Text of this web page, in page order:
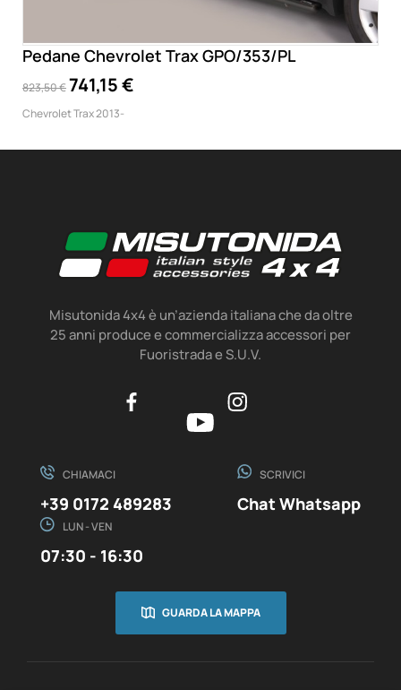
Pedane Chevrolet Trax GPO/353/PL
823,50 €741,15 €
Chevrolet Trax 2013-
Misutonida 4x4 è un’azienda italiana che da oltre
25 anni produce e commercializza accessori per
Fuoristrada e S.U.V.
CHIAMACI
+39 0172 489283
SCRIVICI
Chat Whatsapp
LUN - VEN
07:30 - 16:30
GUARDA LA MAPPA